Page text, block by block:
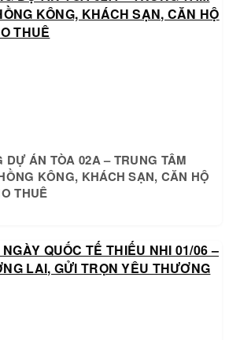
DỰ ÁN TÒA 02A – TRUNG TÂM
KÔNG, KHÁCH SẠN, CĂN HỘ
THUÊ